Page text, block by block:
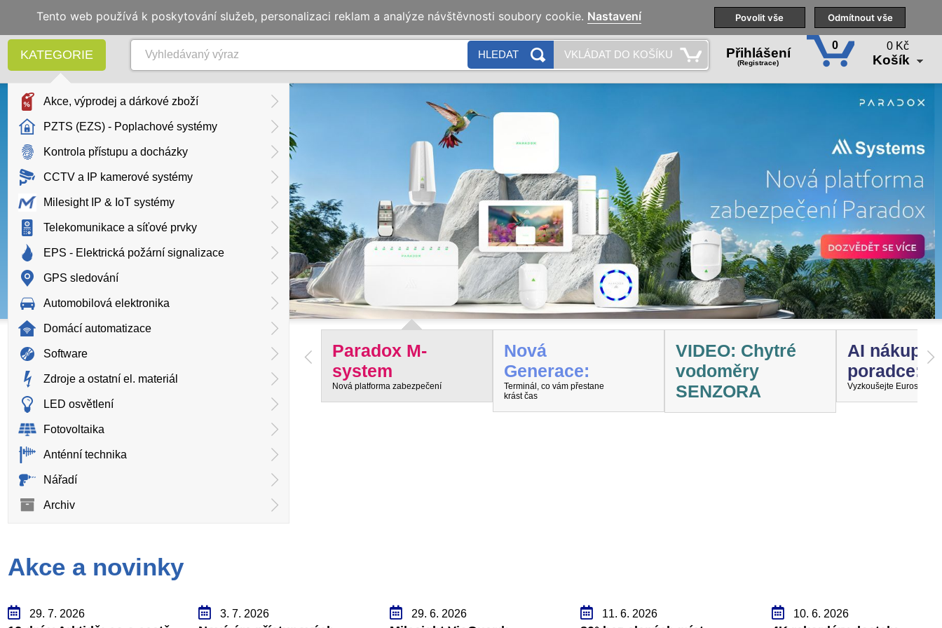
Naše pobočky Technická podpora Školení
KATEGORIE
Akce, výprodej a dárkové zboží
PZTS (EZS) - Poplachové systémy
Kontrola přístupu a docházky
CCTV a IP kamerové systémy
Milesight IP & IoT systémy
Telekomunikace a síťové prvky
EPS - Elektrická požární signalizace
GPS sledování
Automobilová elektronika
Domácí automatizace
Software
Zdroje a ostatní el. materiál
LED osvětlení
Fotovoltaika
Anténní technika
Nářadí
Archiv
HLEDAT VKLÁDAT DO KOŠÍKU Přihlášení
(Registrace)
0 0 Kč
Košík
Paradox M-
system
Nová platforma zabezpečení
Nová
Generace:
Terminál, co vám přestane
krást čas
VIDEO: Chytré
vodoměry
SENZORA
AI nákupní
poradce:
Vyzkoušejte
Akce a novinky
29. 7. 2026 3. 7. 2026 29. 6. 2026 11. 6. 2026 10. 6. 2026
Tento web používá k poskytování služeb, personalizaci reklam a analýze návštěvnosti soubory cookie. Nastavení Povolit vše Odmítnout vše